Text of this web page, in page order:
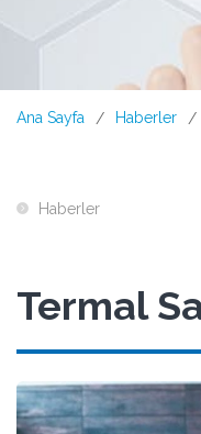
Ana Sayfa / Haberler /
Haberler
Termal